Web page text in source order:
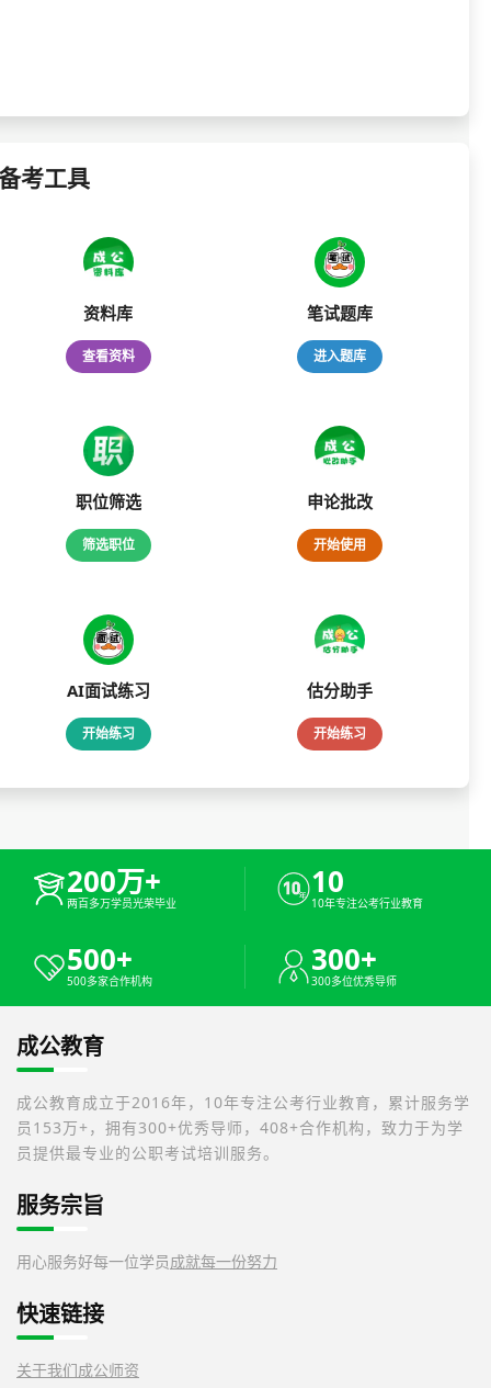
考工具
资料库
查看资料
笔试题库
进入题库
职位筛选
筛选职位
申论批改
开始使用
AI面试练习
开始练习
估分助手
开始练习
200万+
两百多万学员光荣毕业
10
10年专注公考行业教育
500+
500多家合作机构
300+
300多位优秀导师
成公教育
成公教育成立于2016年，10年专注公考行业教育，累计服务学
员153万+，拥有300+优秀导师，408+合作机构，致力于为学
员提供最专业的公职考试培训服务。
服务宗旨
用心服务好每一位学员成就每一份努力
快速链接
关于我们成公师资